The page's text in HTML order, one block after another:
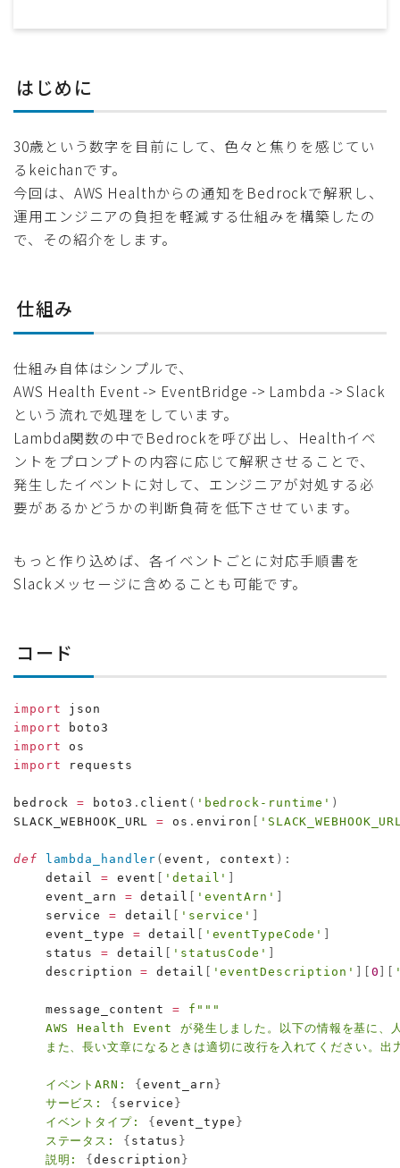
はじめに
30歳という数字を目前にして、色々と焦りを感じてい
るkeichanです。
今回は、AWS Healthからの通知をBedrockで解釈し、
運用エンジニアの負担を軽減する仕組みを構築したの
で、その紹介をします。
仕組み
仕組み自体はシンプルで、
AWS Health Event -> EventBridge -> Lambda -> Slack
という流れで処理をしています。
Lambda関数の中でBedrockを呼び出し、Healthイベ
ントをプロンプトの内容に応じて解釈させることで、
発生したイベントに対して、エンジニアが対処する必
要があるかどうかの判断負荷を低下させています。
もっと作り込めば、各イベントごとに対応手順書を
Slackメッセージに含めることも可能です。
コード
import
import
import
import requests
bedrock = boto3 . client ( 'bedrock-runtime' )
SLACK_WEBHOOK_URL = os . environ
def lambda_handler (event , context ) :
    detail
= event 'detail'
    event_arn
= detail 'eventArn'
    service
= detail 'service'
    event_type
= detail 'eventTypeCode'
    status
= detail 'statusCode'
    description
= detail 'eventDescription' 0
    message_content
=
f"""
AWS Health Event が発生しました。以下の情報を基に、人
また、長い文章になるときは適切に改行を入れてください。
    イベントARN:
{ event_arn }
    サービス:
{ service }
    イベントタイプ:
{ event_type }
    ステータス:
{ status }
    説明:
{description }